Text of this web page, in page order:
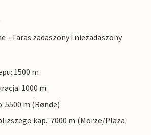
- Taras zadaszony i niezadaszony
1500 m
1000 m
5500 m (Rønde)
kap.: 7000 m (Morze/Plaza